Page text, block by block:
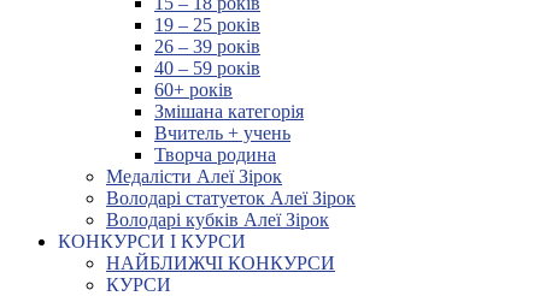
19 – 25 років
26 – 39 років
40 – 59 років
60+ років
Змішана категорія
Вчитель + учень
Творча родина
Медалісти Алеї Зірок
Володарі статуеток Алеї Зірок
Володарі кубків Алеї Зірок
КОНКУРСИ І КУРСИ
НАЙБЛИЖЧІ КОНКУРСИ
КУРСИ